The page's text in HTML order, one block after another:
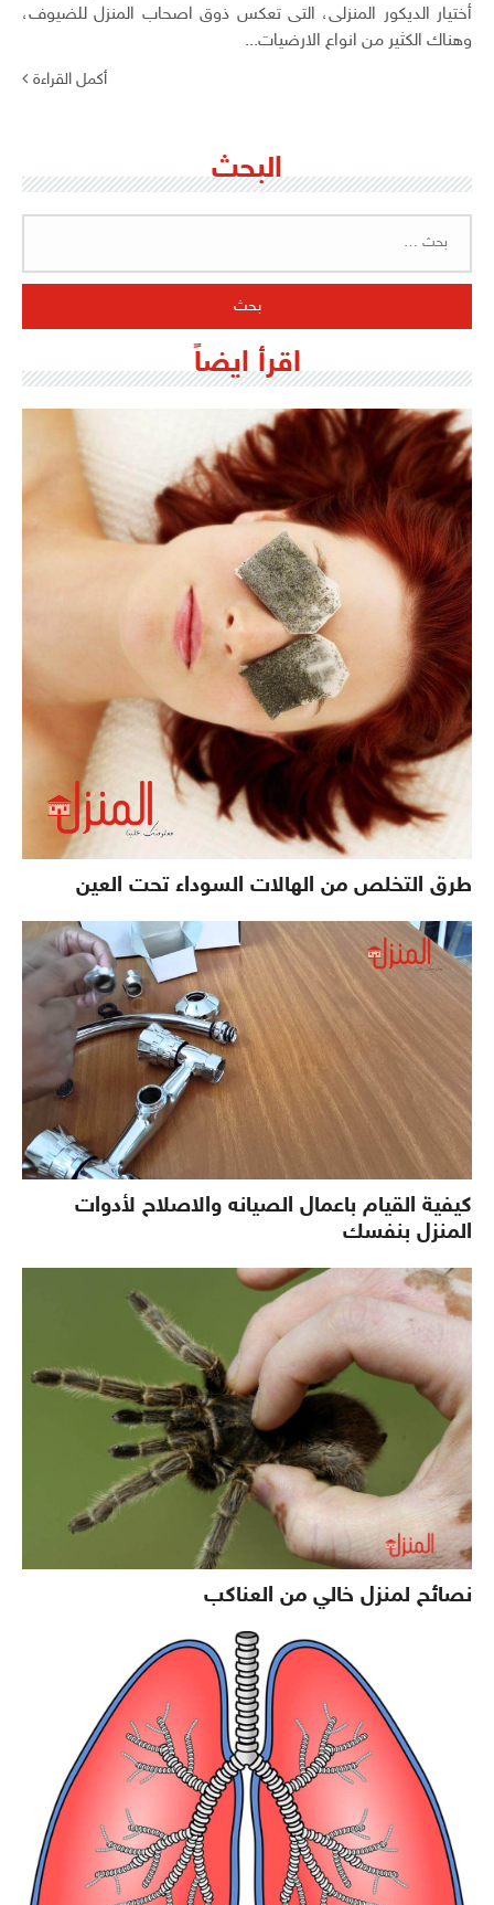
أختيار الديكور المنزلى، التى تعكس ذوق اصحاب المنزل للضيوف،
وهناك الكثير من انواع الارضيات...
أكمل القراءة
البحث
اقرأ ايضاً
طرق التخلص من الهالات السوداء تحت العين
كيفية القيام باعمال الصيانه والاصلاح لأدوات
المنزل بنفسك
نصائح لمنزل خالي من العناكب